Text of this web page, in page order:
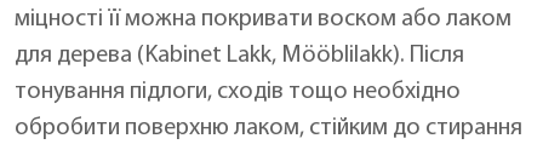
міцності її можна покривати воском або лаком
для дерева (Kabinet Lakk, Mööblilakk). Після
тонування підлоги, сходів тощо необхідно
обробити поверхню лаком, стійким до стирання